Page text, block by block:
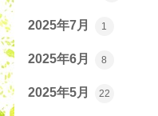
2025年7月 1
2025年6月 8
2025年5月 22